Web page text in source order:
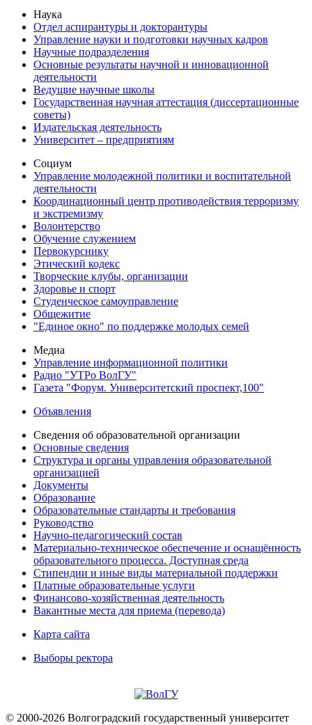
Наука
Отдел аспирантуры и докторантуры
Управление науки и подготовки научных кадров
Научные подразделения
Основные результаты научной и инновационной
деятельности
Ведущие научные школы
Государственная научная аттестация (диссертационные
советы)
Издательская деятельность
Университет – предприятиям
Социум
Управление молодежной политики и воспитательной
деятельности
Координационный центр противодействия терроризму
и экстремизму
Волонтерство
Обучение служением
Первокурснику
Этический кодекс
Творческие клубы, организации
Здоровье и спорт
Студенческое самоуправление
Общежитие
"Единое окно" по поддержке молодых семей
Медиа
Управление информационной политики
Радио "УТРо ВолГУ"
Газета "Форум. Университетский проспект,100"
Объявления
Сведения об образовательной организации
Основные сведения
Структура и органы управления образовательной
организацией
Документы
Образование
Образовательные стандарты и требования
Руководство
Научно-педагогический состав
Материально-техническое обеспечение и оснащённость
образовательного процесса. Доступная среда
Стипендии и иные виды материальной поддержки
Платные образовательные услуги
Финансово-хозяйственная деятельность
Вакантные места для приема (перевода)
Карта сайта
Выборы ректора
© 2000-2026 Волгоградский государственный университет